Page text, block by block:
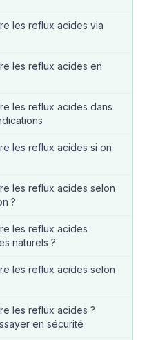
les reflux acides via
les reflux acides en
les reflux acides dans
les reflux acides si on
les reflux acides selon
?
les reflux acides
naturels ?
les reflux acides selon
les reflux acides ?
en sécurité